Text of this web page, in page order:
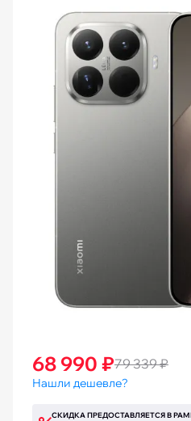
68 990 ₽79 339 ₽
Нашли дешевле?
СКИДКА ПРЕДОСТАВЛЯЕТСЯ В